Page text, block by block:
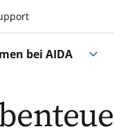
bei AIDA